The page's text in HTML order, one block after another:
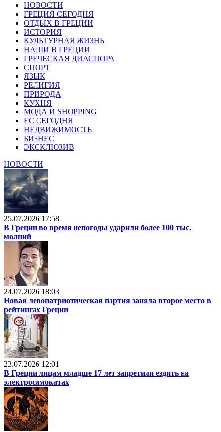
НОВОСТИ
ГРЕЦИЯ СЕГОДНЯ
ОТДЫХ В ГРЕЦИИ
ИСТОРИЯ
КУЛЬТУРНАЯ ЖИЗНЬ
НАШИ В ГРЕЦИИ
ГРЕЧЕСКАЯ ДИАСПОРА
СПОРТ
ЯЗЫК
РЕЛИГИЯ
ПРИРОДА
КУХНЯ
МОДА И SHOPPING
ЕС СЕГОДНЯ
НЕДВИЖИМОСТЬ
БИЗНЕС
ЭКСКЛЮЗИВ
НОВОСТИ
25.07.2026 17:58
В Греции во время непогоды ударили более 100 тыс.
молний
24.07.2026 18:03
Новая левопатриотическая партия заняла второе место в
рейтингах Греции
23.07.2026 12:01
В Греции лицам младше 17 лет запретили ездить на
электросамокатах